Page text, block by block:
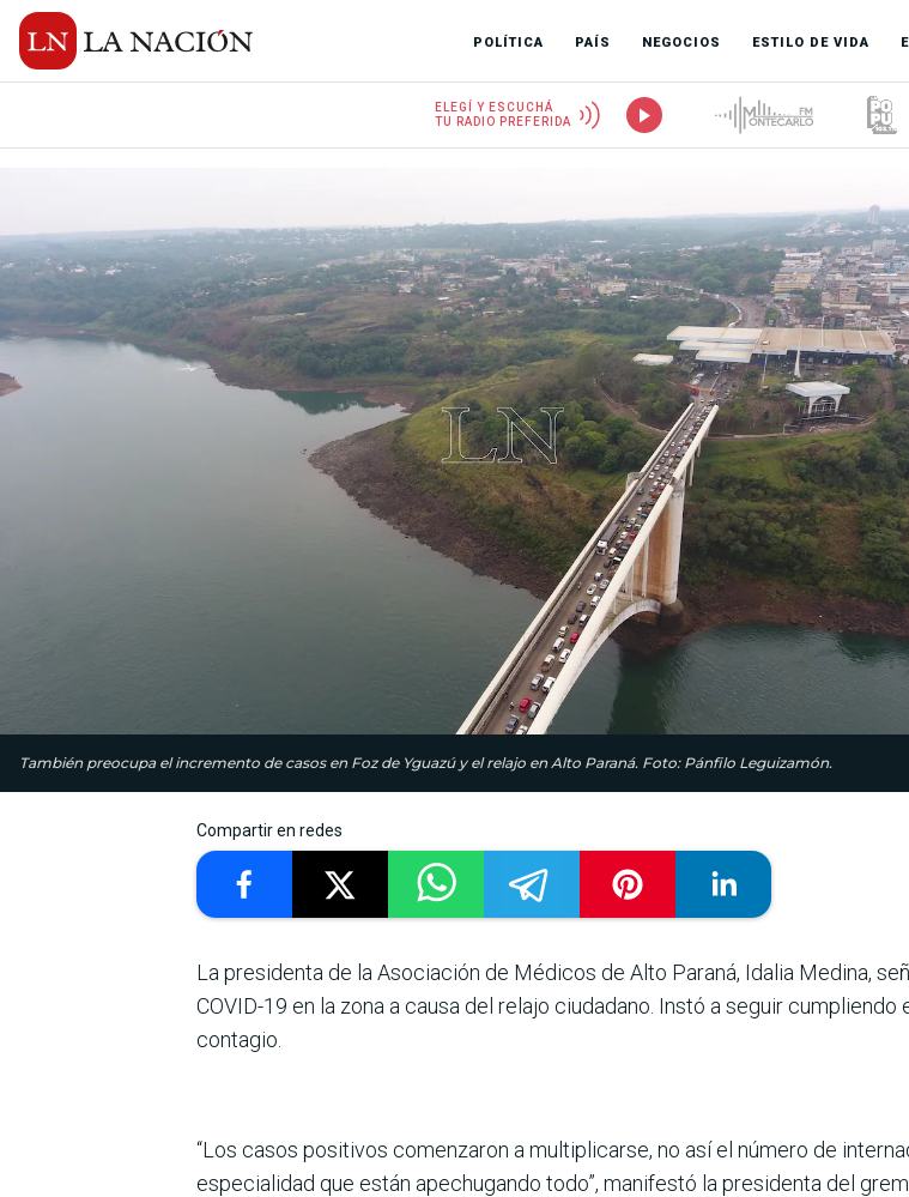
POLÍTICA PAÍS NEGOCIOS ESTILO DE VIDA
ELEGÍ Y ESCUCHÁ
TU RADIO PREFERIDA
También preocupa el incremento de casos en Foz de Yguazú y el relajo en Alto Paraná. Foto: Pánfilo Leguizamón.
Compartir en redes
La presidenta de la Asociación de Médicos de Alto Paraná, Idalia Medina,
COVID-19 en la zona a causa del relajo ciudadano. Instó a seguir
contagio.
“Los casos positivos comenzaron a multiplicarse, no así el número de
especialidad que están apechugando todo”, manifestó la presidenta del